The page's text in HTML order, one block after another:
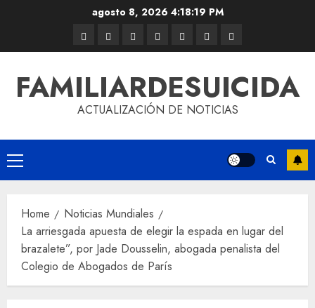
agosto 8, 2026 4:18:19 PM
FAMILIARDESUICIDA
ACTUALIZACIÓN DE NOTICIAS
Home
Noticias Mundiales
La arriesgada apuesta de elegir la espada en lugar del
brazalete”, por Jade Dousselin, abogada penalista del
Colegio de Abogados de París